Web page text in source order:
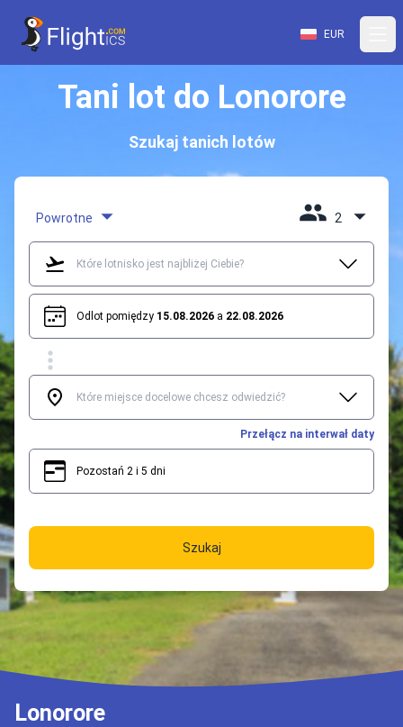
EUR
Tani lot do Lonorore
Szukaj tanich lotów
Powrotne 2
Odlot pomiędzy 15.08.2026 a 22.08.2026
Przełącz na interwał daty
Pozostań 2 i 5 dni
Szukaj
Lonorore